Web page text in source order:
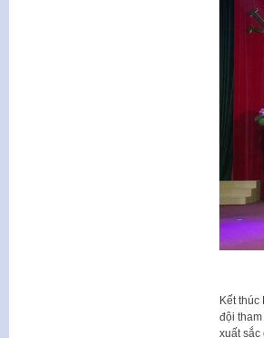
Kết
đội
xuất sắc